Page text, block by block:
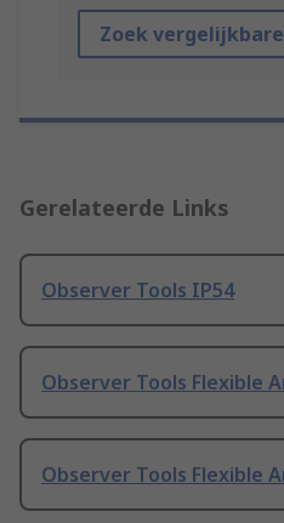
Zoek
Gerelateerde Links
Observer Tools IP54
Observer Tools Flexible
Observer Tools Flexible